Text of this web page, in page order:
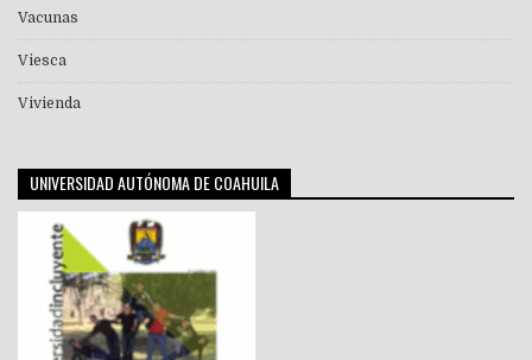
Vacunas
Viesca
Vivienda
UNIVERSIDAD AUTÓNOMA DE COAHUILA